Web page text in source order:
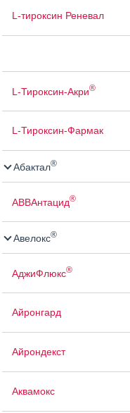
L-тироксин Реневал
L-Тироксин-Акри®
L-Тироксин-Фармак
Абактал®
АВВАнтацид®
Авелокс®
АджиФлюкс®
Айронгард
Айрондекст
Аквамокс